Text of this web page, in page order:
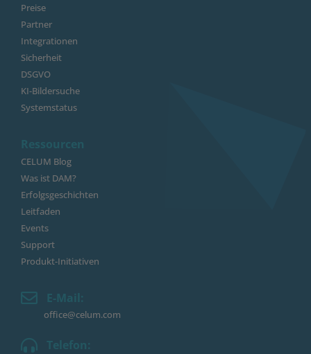
Preise
Partner
Integrationen
Sicherheit
DSGVO
KI-Bildersuche
Systemstatus
Ressourcen
CELUM Blog
Was ist DAM?
Erfolgsgeschichten
Leitfaden
Events
Support
Produkt-Initiativen
E-Mail:
office@celum.com
Telefon: